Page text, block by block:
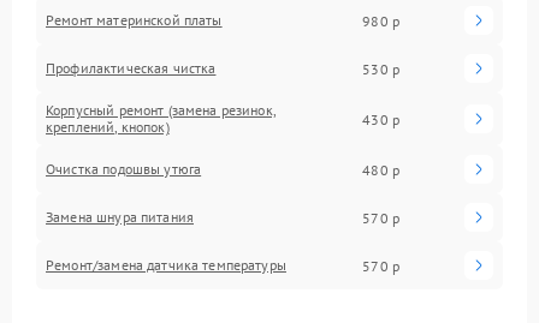
Ремонт материнской платы 980 р
Профилактическая чистка 530 р
Корпусный ремонт (замена резинок,
креплений, кнопок)
430 р
Очистка подошвы утюга 480 р
Замена шнура питания 570 р
Ремонт/замена датчика температуры 570 р